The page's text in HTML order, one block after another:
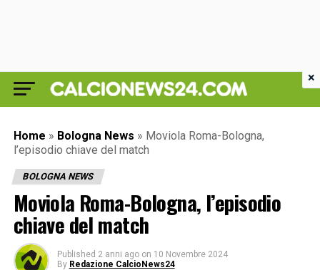
Home » Bologna News » Moviola Roma-Bologna,
l’episodio chiave del match
BOLOGNA NEWS
Moviola Roma-Bologna, l’episodio
chiave del match
Published 2 anni ago on 10 Novembre 2024
By Redazione CalcioNews24
×